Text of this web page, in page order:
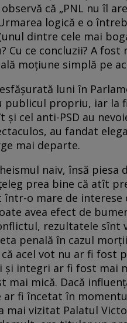
că „PNL nu îl
logică e o
dintre cele mai
Cu ce concluzii? A
moțiune simplă pe
luni în
publicul propriu, iar la
cel anti-PSD au
au fandat
mai departe.
naiv, însă piesa
prea bine că atît
într-o mare de
avea efect de
rezultatele
penală în cazul
acel vot nu ar fi fost
integri ar fi fost mai
mică. Dacă
fi încetat în
mai vizitat Palatul